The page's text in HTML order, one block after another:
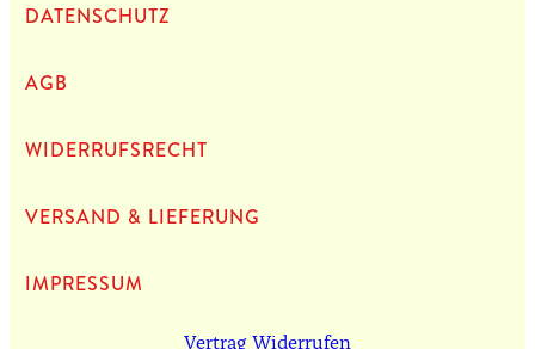
DATEN­SCHUTZ
AGB
WIDERRUFSRECHT
VERSAND & LIEFERUNG
IMPRES­SUM
Vertrag Widerrufen